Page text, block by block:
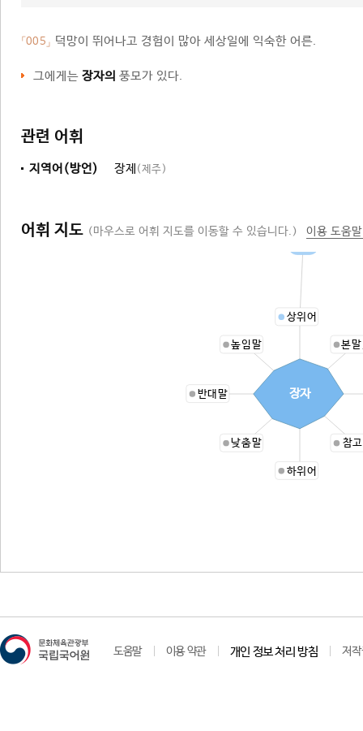
「005」 덕망이 뛰어나고 경험이 많아 세상일에 익숙한 어른.
그에게는 장자의 풍모가 있다.
관련 어휘
지역어(방언) 장제 (제주)
어휘 지도 (마우스로 어휘 지도를 이동할 수 있습니다.) 이용 도움
상위어
본
참
하위어
낮춤말
반대말
높임말
장자
도움말 이용 약관 개인 정보 처리 방침 저